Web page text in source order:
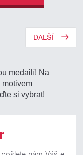
DALŠÍ
medailí! Na
motivem
si vybrat!